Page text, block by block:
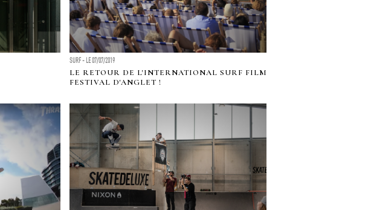
SURF - LE 07/07/2019
LE RETOUR DE L'INTERNATIONAL SURF FILM
FESTIVAL D'ANGLET !